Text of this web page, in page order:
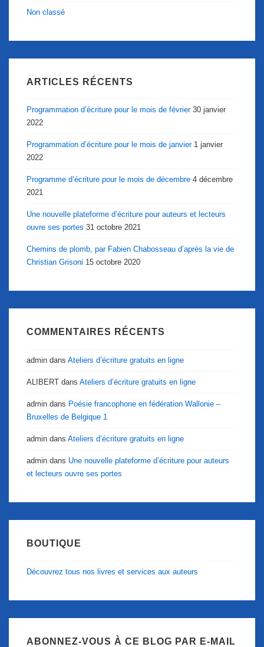
Non classé
ARTICLES RÉCENTS
Programmation d’écriture pour le mois de février 30 janvier
2022
Programmation d’écriture pour le mois de janvier 1 janvier
2022
Programme d’écriture pour le mois de décembre 4 décembre
2021
Une nouvelle plateforme d’écriture pour auteurs et lecteurs
ouvre ses portes 31 octobre 2021
Chemins de plomb, par Fabien Chabosseau d’après la vie de
Christian Grisoni 15 octobre 2020
COMMENTAIRES RÉCENTS
admin dans Ateliers d’écriture gratuits en ligne
ALIBERT dans Ateliers d’écriture gratuits en ligne
admin dans Poésie francophone en fédération Wallonie –
Bruxelles de Belgique 1
admin dans Ateliers d’écriture gratuits en ligne
admin dans Une nouvelle plateforme d’écriture pour auteurs
et lecteurs ouvre ses portes
BOUTIQUE
Découvrez tous nos livres et services aux auteurs
ABONNEZ-VOUS À CE BLOG PAR E-MAIL